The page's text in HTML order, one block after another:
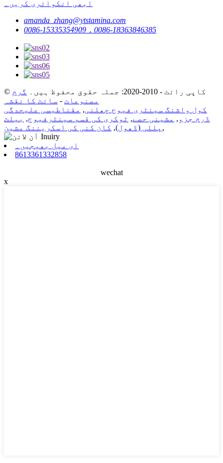
ابھی انکوائری کریں۔
amanda_zhang@ytstamina.com
0086-15335354909，0086-18363846385
© کاپی رائٹ - 2010-2020: جملہ حقوق محفوظ ہیں۔
گرم
مصنوعات - سائٹ کا نقشہ
کول واشنگ سینٹری فیوج چھلنی, مقناطیسی علیحدگی
ڈرم جزو , مشینی حصے, ٹوکری کی قسم سینٹرفیوج, بیلٹ
پللی (ڈھول), کان کنی کی اسکریننگ مشین ,
ای میل بھیجیں۔
8613361332858
wechat
x